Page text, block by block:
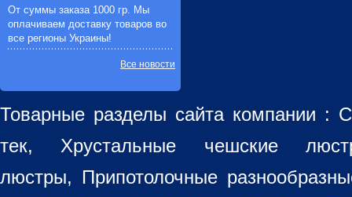
От суммы заказа 1000 гр. Мы
оплачиваем доставку товаров во
все регионы Украины!
Все новости
Товарные разделы сайта компании :
тек, Хрустальные чешские
люстры, Припотолочные